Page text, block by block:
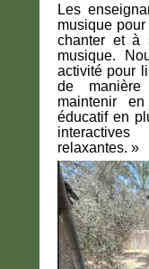
Les
musique
chanter et à
musique.
activité pour
de
maintenir
éducatif en
relaxantes. »